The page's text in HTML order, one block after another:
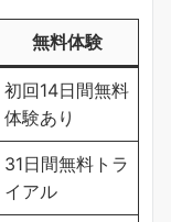
無料体験
初回14日間無料
体験あり
31日間無料トラ
イアル